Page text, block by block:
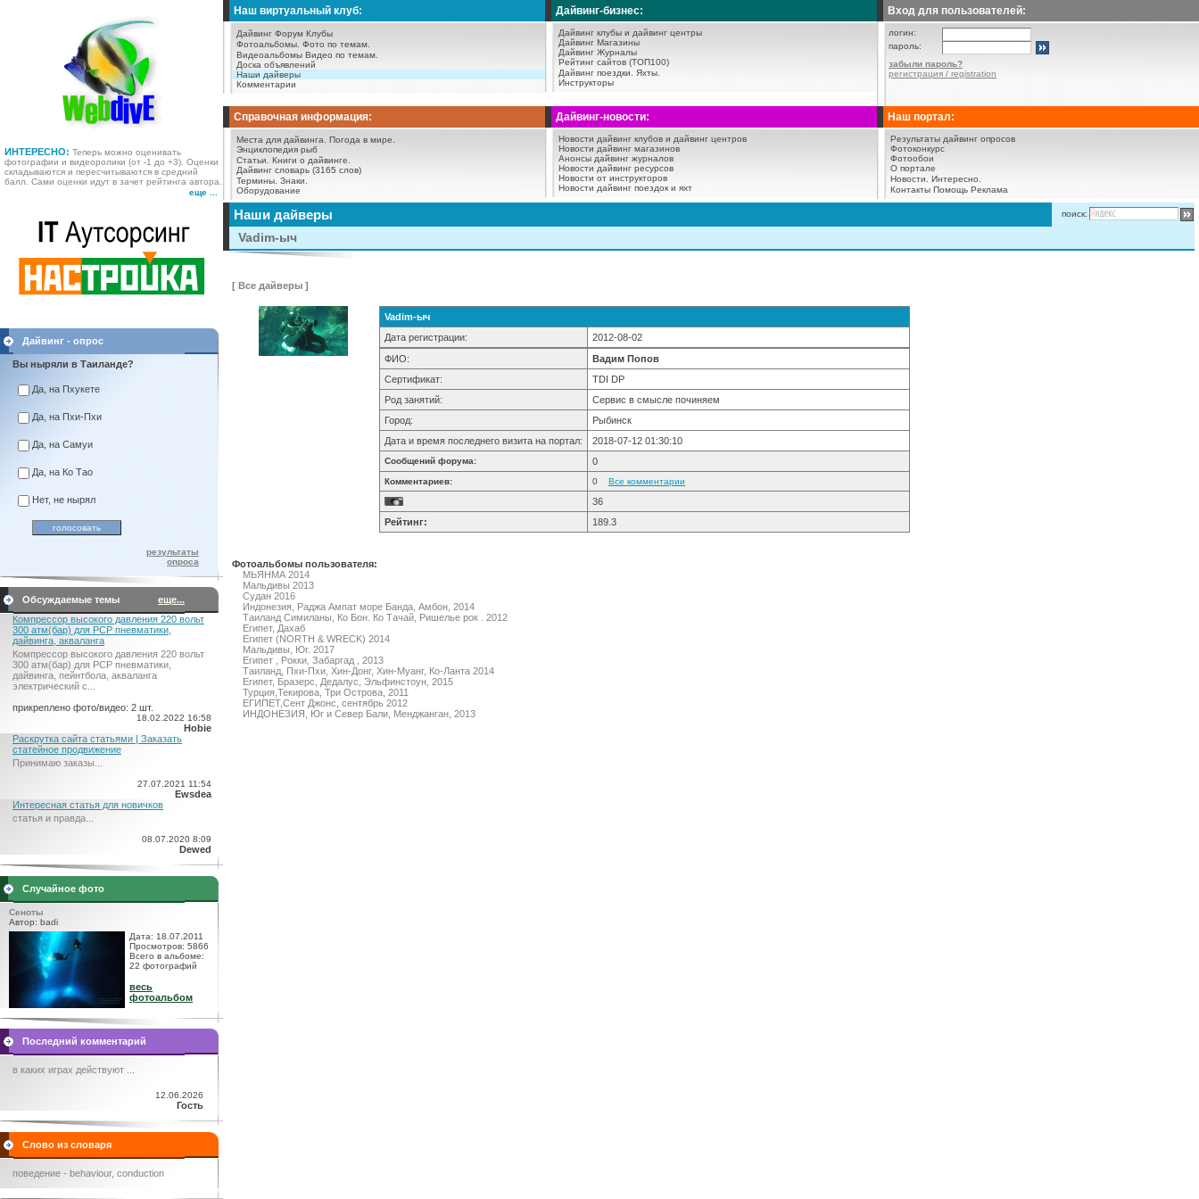
ИНТЕРЕСНО: Теперь можно оценивать
фотографии и видеоролики (от -1 до +3). Оценки
складываются и пересчитываются в средний
балл. Сами оценки идут в зачет рейтинга автора.
еще ...
Наш виртуальный клуб:
Дайвинг Форум Клубы
Фотоальбомы. Фото по темам.
Видеоальбомы Видео по темам.
Доска объявлений
Наши дайверы
Комментарии
Дайвинг-бизнес:
Дайвинг клубы и дайвинг центры
Дайвинг Магазины
Дайвинг Журналы
Рейтинг сайтов (ТОП100)
Дайвинг поездки.
Яхты.
Инструкторы
Вход для пользователей:
логин:
пароль:
забыли пароль?
регистрация / registration
Справочная информация:
Места для дайвинга.
Погода в мире.
Энциклопедия рыб
Статьи.
Книги о дайвинге.
Дайвинг словарь (3165 слов)
Термины. Знаки.
Оборудование
Дайвинг-новости:
Новости дайвинг клубов и дайвинг центров
Новости дайвинг магазинов
Анонсы дайвинг журналов
Новости дайвинг ресурсов
Новости от инструкторов
Новости дайвинг поездок и яхт
Наш портал:
Результаты дайвинг опросов
Фотоконкурс
Фотообои
О портале
Новости.
Интересно.
Контакты Помощь Реклама
Дайвинг - опрос
Вы ныряли в Таиланде?
Да, на Пхукете
Да, на Пхи-Пхи
Да, на Самуи
Да, на Ко Тао
Нет, не нырял
результаты
опроса
Обсуждаемые темы
еще...
Компрессор высокого давления 220 вольт
300 атм(бар) для PCP пневматики,
дайвинга, акваланга
Компрессор высокого давления 220 вольт
300 атм(бар) для PCP пневматики,
дайвинга, пейнтбола, акваланга
электрический c...
прикреплено фото/видео: 2 шт.
18.02.2022 16:58
Hobie
Раскрутка сайта статьями | Заказать
статейное продвижение
Принимаю заказы...
27.07.2021 11:54
Ewsdea
Интересная статья для новичков
статья и правда...
08.07.2020 8:09
Dewed
Случайное фото
Сеноты
Автор: badi
Дата: 18.07.2011
Просмотров: 5866
Всего в альбоме:
22 фотографий
весь
фотоальбом
Последний комментарий
в каких играх действуют ...
12.06.2026
Гость
Слово из словаря
поведение - behaviour, conduction
Наши дайверы поиск:
Vadim-ыч
[ Все дайверы ]
Vadim-ыч
Дата регистрации:
2012-08-02
ФИО:
Вадим Попов
Сертификат:
TDI DP
Род занятий:
Сервис в смысле починяем
Город:
Рыбинск
Дата и время последнего визита на портал:
2018-07-12 01:30:10
Сообщений форума: 0
Комментариев: 0 Все комментарии
36
Рейтинг:
189.3
Фотоальбомы пользователя:
МЬЯНМА 2014
Мальдивы 2013
Судан 2016
Индонезия, Раджа Ампат море Банда, Амбон, 2014
Таиланд Симиланы, Ко Бон. Ко Тачай, Ришелье рок . 2012
Египет, Дахаб
Египет (NORTH & WRECK) 2014
Мальдивы, Юг. 2017
Египет , Рокки, Забаргад , 2013
Таиланд, Пхи-Пхи, Хин-Донг, Хин-Муанг, Ко-Ланта 2014
Египет, Бразерс, Дедалус, Эльфинстоун, 2015
Турция,Текирова, Три Острова, 2011
ЕГИПЕТ,Сент Джонс, сентябрь 2012
ИНДОНЕЗИЯ, Юг и Север Бали, Менджанган, 2013